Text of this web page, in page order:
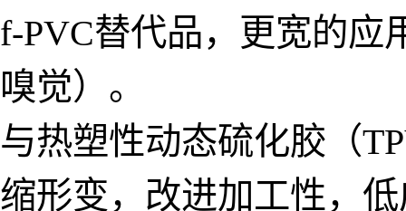
f-PVC替代品，更宽的应
嗅觉）。
与热塑性动态硫化胶（
缩形变，改进加工性，